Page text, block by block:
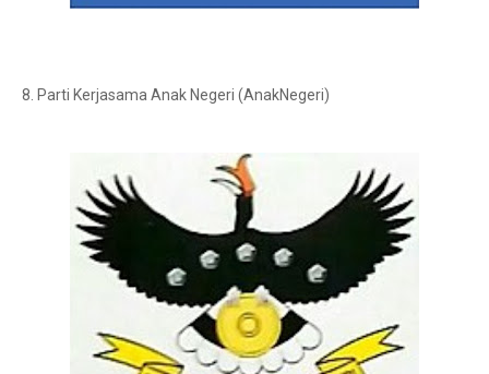
8. Parti Kerjasama Anak Negeri (AnakNegeri)